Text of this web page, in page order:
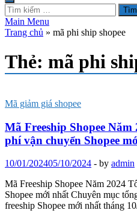
Tìm
kiếm
cho:
Main Menu
Trang chủ » mã phi ship shopee
Thẻ: mã phi
Mã giảm giá shopee
Mã Freeship Shopee
phí vận chuyển Shopee
10/01/202405/10/2024 - by admin
Mã Freeship Shopee Năm 2024
Shopee mới nhất Chuyên mục
freeship Shopee mới nhất tháng